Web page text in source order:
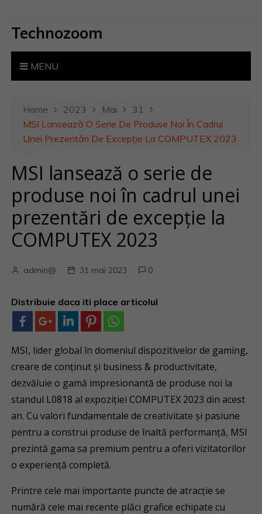
Technozoom
MENU
Home 2023 Mai
31
MSI Lansează O Serie De Produse Noi În Cadrul
Unei Prezentări De Excepție La COMPUTEX 2023
MSI lansează o serie de
produse noi în cadrul unei
prezentări de excepție la
COMPUTEX 2023
admin@ 31 mai 2023 0
Distribuie daca iti place articolul
MSI, lider global în domeniul dispozitivelor de gaming,
creare de conținut și business & productivitate,
dezvăluie o gamă impresionantă de produse noi la
standul L0818 al expoziției COMPUTEX 2023 din acest
an. Cu valori fundamentale de creativitate și pasiune
pentru a construi produse de înaltă performanță, MSI
prezintă gama sa premium pentru a oferi vizitatorilor
o experiență completă.
Printre cele mai importante puncte de atracție se
numără cele mai recente plăci grafice echipate cu